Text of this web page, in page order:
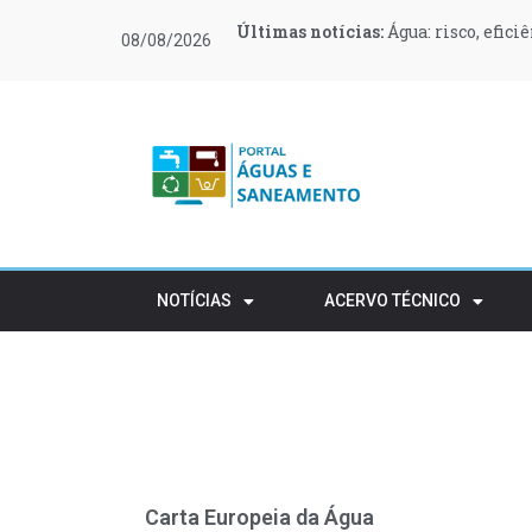
08/08/2026 Últimas notícias:Água: risco,
Últimas notícias:O Governo
Últimas notícias:O que muda no
Últimas notícias:Moeve e
apoiar 400 famílias
Últimas notícias:Novas regras
Últimas notícias:Retalho e
NOTÍCIAS ACERVO TÉCNICO
Carta Europeia da Água